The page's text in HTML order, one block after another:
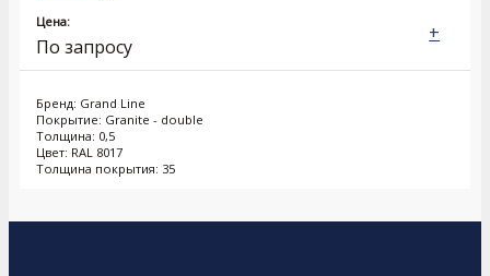
Цена:
По запросу
Бренд: Grand Line
Покрытие: Granite - double
Толщина: 0,5
Цвет: RAL 8017
Толщина покрытия: 35
+